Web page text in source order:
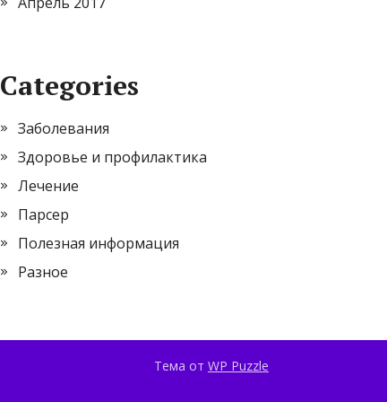
Categories
Заболевания
Здоровье и профилактика
Лечение
Парсер
Полезная информация
Разное
Тема от WP Puzzle